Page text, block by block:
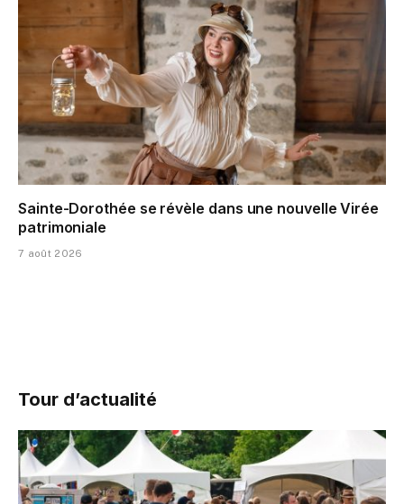
Sainte-Dorothée se révèle dans une nouvelle Virée
patrimoniale
7 août 2026
Tour d’actualité